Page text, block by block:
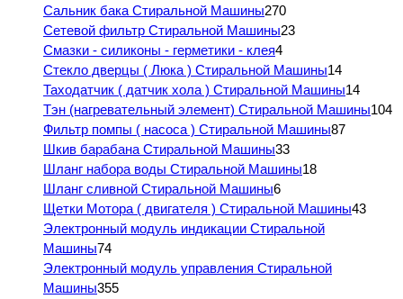
Сальник бака Стиральной Машины270
Сетевой фильтр Стиральной Машины23
Смазки - силиконы - герметики - клея4
Стекло дверцы ( Люка ) Стиральной Машины14
Таходатчик ( датчик хола ) Стиральной Машины14
Тэн (нагревательный элемент) Стиральной Машины104
Фильтр помпы ( насоса ) Стиральной Машины87
Шкив барабана Стиральной Машины33
Шланг набора воды Стиральной Машины18
Шланг сливной Стиральной Машины6
Щетки Мотора ( двигателя ) Стиральной Машины43
Электронный модуль индикации Стиральной
Машины74
Электронный модуль управления Стиральной
Машины355